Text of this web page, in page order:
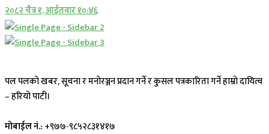
२०८२ चैत्र १, आईतवार १०:४६
पल पलको खबर, सूचना र मनोरञ्जन प्रदान गर्ने र कुसल पत्रकारिता गर्ने हाम्रो दायित्व
– हरियो पाटी।
मोबाईल नं.: +९७७-९८५२८३१४१७